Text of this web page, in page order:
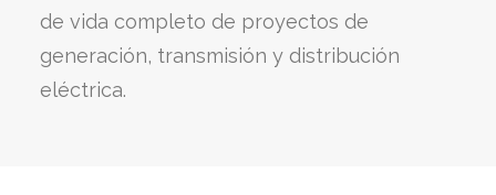
de vida completo de proyectos de
generación, transmisión y distribución
eléctrica.